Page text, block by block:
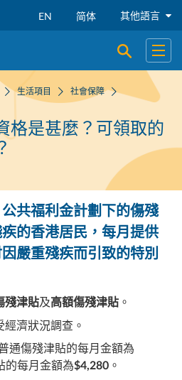
EN 简体 其他語言
開啟搜尋
開啟
生活項目
社會保障
格是甚麼？可領取的
共福利金計劃下的傷殘
的香港居民，每月提供
嚴重殘疾而引致的特別
殘津貼及高額傷殘津貼 。
濟狀況調查。
通傷殘津貼的每月金額為
的每月金額為$4,280 。